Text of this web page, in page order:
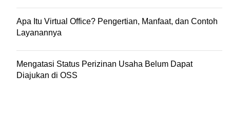
Apa Itu Virtual Office? Pengertian, Manfaat, dan Contoh
Layanannya
Mengatasi Status Perizinan Usaha Belum Dapat
Diajukan di OSS